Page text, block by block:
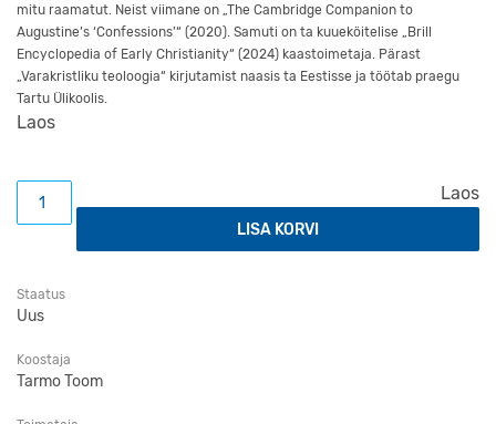
mitu raamatut. Neist viimane on „The Cambridge Companion to
Augustine’s ‘Confessions’“ (2020). Samuti on ta kuueköitelise „Brill
Encyclopedia of Early Christianity“ (2024) kaastoimetaja. Pärast
„Varakristliku teoloogia“ kirjutamist naasis ta Eestisse ja töötab praegu
Tartu Ülikoolis.
Laos
Laos
Varakristlik teoloogia kogus
LISA KORVI
Staatus
Uus
Koostaja
Tarmo Toom